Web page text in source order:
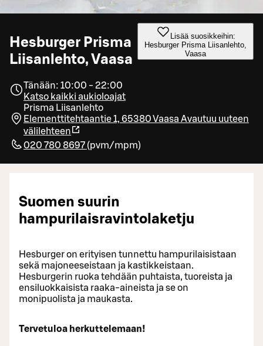
Hesburger Prisma
Liisanlehto, Vaasa
Lisää suosikkeihin:
Hesburger Prisma Liisanlehto,
Vaasa
Tänään: 10:00 - 22:00
Katso kaikki aukioloajat
Prisma Liisanlehto
Elementtitehtaantie 1, 65380 Vaasa Avautuu uuteen
välilehteen
020 780 8697 (pvm/mpm)
Suomen suurin
hampurilaisravintolaketju
Hesburger on erityisen tunnettu hampurilaisistaan
sekä majoneeseistaan ja kastikkeistaan.
Hesburgerin ruoka tehdään puhtaista, tuoreista ja
ensiluokkaisista raaka-aineista ja se on
monipuolista ja maukasta.
Tervetuloa herkuttelemaan!